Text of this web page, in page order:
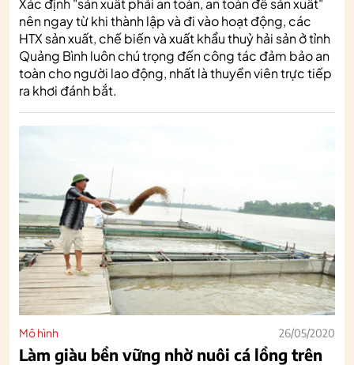
Xác định "sản xuất phải an toàn, an toàn để sản xuất"
nên ngay từ khi thành lập và đi vào hoạt động, các
HTX sản xuất, chế biến và xuất khẩu thuỷ hải sản ở tỉnh
Quảng Bình luôn chú trọng đến công tác đảm bảo an
toàn cho người lao động, nhất là thuyền viên trực tiếp
ra khơi đánh bắt.
Mô hình 26/05/2020
Làm giàu bền vững nhờ nuôi cá lồng trên